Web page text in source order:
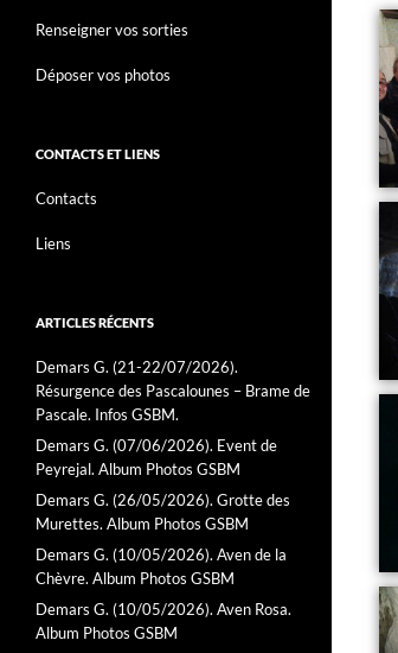
Renseigner vos sorties
Déposer vos photos
CONTACTS ET LIENS
Contacts
Liens
ARTICLES RÉCENTS
Demars G. (21-22/07/2026).
Résurgence des Pascalounes – Brame de
Pascale. Infos GSBM.
Demars G. (07/06/2026). Event de
Peyrejal. Album Photos GSBM
Demars G. (26/05/2026). Grotte des
Murettes. Album Photos GSBM
Demars G. (10/05/2026). Aven de la
Chèvre. Album Photos GSBM
Demars G. (10/05/2026). Aven Rosa.
Album Photos GSBM